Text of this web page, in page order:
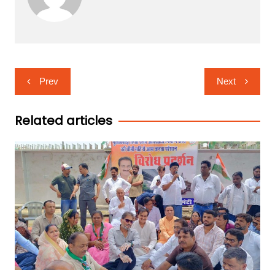
Post
navigation
Prev Next
Related articles